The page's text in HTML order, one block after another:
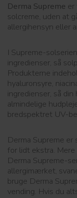
Derma Supreme
solcreme, uden at
allergihensyn eller
I Supreme-
ingredienser, så
Produkterne
hyaluronsyre,
ingredienser, så
almindelige
bredspektret UV-
Derma Supreme
for lidt ekstra. Mere
Derma Supreme-
allergimærket,
bruge Derma
vending. Hvis du